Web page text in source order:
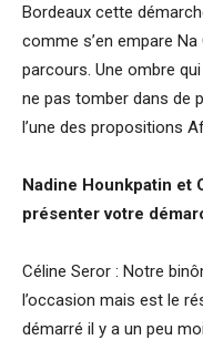
Bordeaux cette
comme s’en empare
parcours. Une ombre
ne pas tomber dans de
l’une des propositions
Nadine Hounkpatin et
présenter votre
Céline Seror : Notre
l’occasion mais est le
démarré il y a un peu